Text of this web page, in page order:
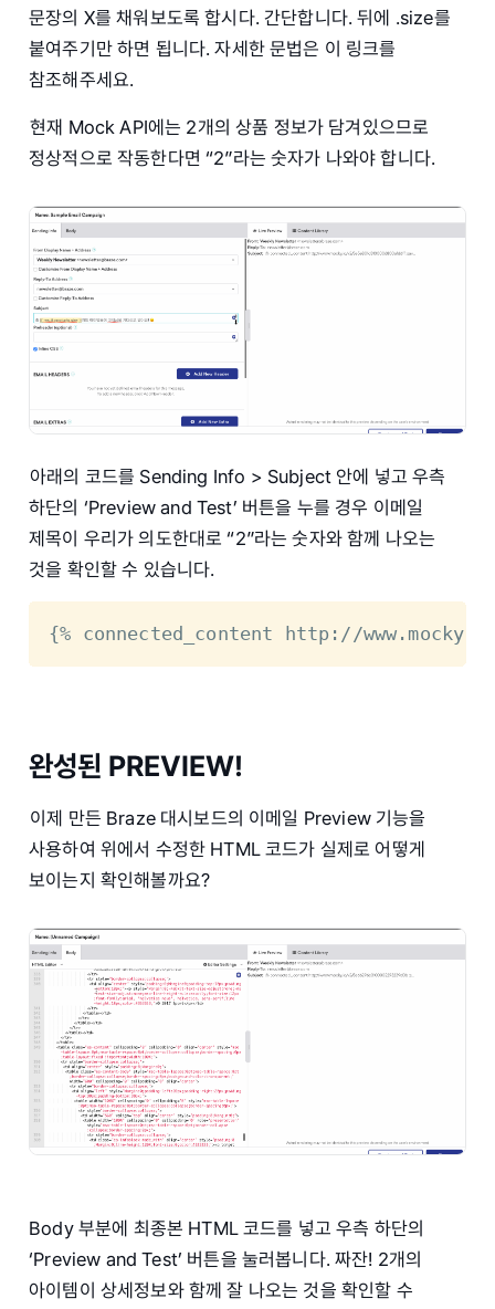
문장의 X를 채워보도록 합시다. 간단합니다. 뒤에 .size를
붙여주기만 하면 됩니다. 자세한 문법은 이 링크를
참조해주세요.
현재 Mock API에는 2개의 상품 정보가 담겨있으므로
정상적으로 작동한다면 “2”라는 숫자가 나와야 합니다.
아래의 코드를 Sending Info > Subject 안에 넣고 우측
하단의 ‘Preview and Test’ 버튼을 누를 경우 이메일
제목이 우리가 의도한대로 “2”라는 숫자와 함께 나오는
것을 확인할 수 있습니다.
{% connected_content http://
완성된 PREVIEW!
이제 만든 Braze 대시보드의 이메일 Preview 기능을
사용하여 위에서 수정한 HTML 코드가 실제로 어떻게
보이는지 확인해볼까요?
Body 부분에 최종본 HTML 코드를 넣고 우측 하단의
‘Preview and Test’ 버튼을 눌러봅니다. 짜잔! 2개의
아이템이 상세정보와 함께 잘 나오는 것을 확인할 수